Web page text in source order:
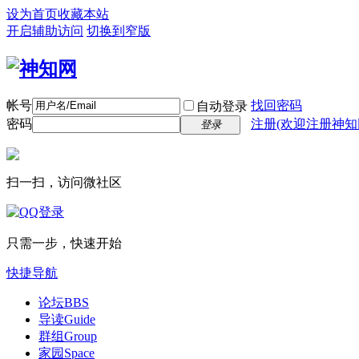
设为首页收藏本站
开启辅助访问 切换到窄版
帐号 自动登录 找回密码
密码
登录 注册(欢迎注册神
扫一扫，访问微社区
只需一步，快速开始
快捷导航
论坛BBS
导读Guide
群组Group
家园 Space